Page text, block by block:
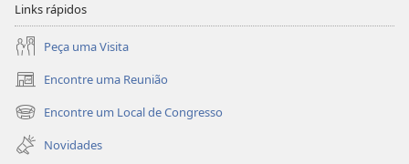
Links rápidos
Peça uma Visita
Encontre uma Reunião
(abre
nova
janela)
Encontre um Local de Congresso
(abre
nova
janela)
Novidades